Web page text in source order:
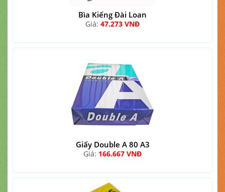
Bìa Kiếng Đài Loan
Giá: 47.273 VNĐ
Giấy Double A 80 A3
Giá: 166.667 VNĐ